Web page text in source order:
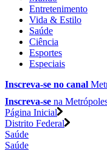
Entretenimento
Vida & Estilo
Saúde
Ciência
Esportes
Especiais
Inscreva-se no canal
Inscreva-se na
Página Inicial
Distrito Federal
Saúde
Saúde